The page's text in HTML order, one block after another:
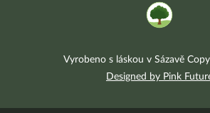
Vyrobeno s láskou v Sázavě
Designed by Pink